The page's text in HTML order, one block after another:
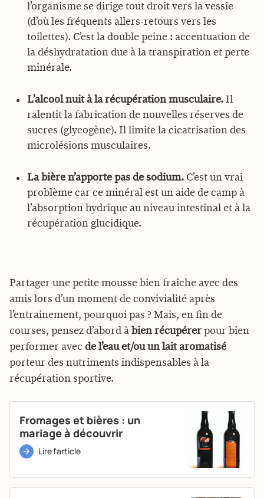
l’organisme se dirige tout droit vers la vessie
(d’où les fréquents allers-retours vers les
toilettes). C’est la double peine : accentuation de
la déshydratation due à la transpiration et perte
minérale.
L’alcool nuit à la récupération musculaire. Il
ralentit la fabrication de nouvelles réserves de
sucres (glycogène). Il limite la cicatrisation des
microlésions musculaires.
La bière n’apporte pas de sodium. C’est un vrai
problème car ce minéral est un aide de camp à
l’absorption hydrique au niveau intestinal et à la
récupération glucidique.
Partager une petite mousse bien fraîche avec des
amis lors d’un moment de convivialité après
l’entrainement, pourquoi pas ? Mais, en fin de
courses, pensez d’abord à bien récupérer pour bien
performer avec de l’eau et/ou un lait aromatisé
porteur des nutriments indispensables à la
récupération sportive.
Fromages et bières : un
mariage à découvrir
Lire l'article